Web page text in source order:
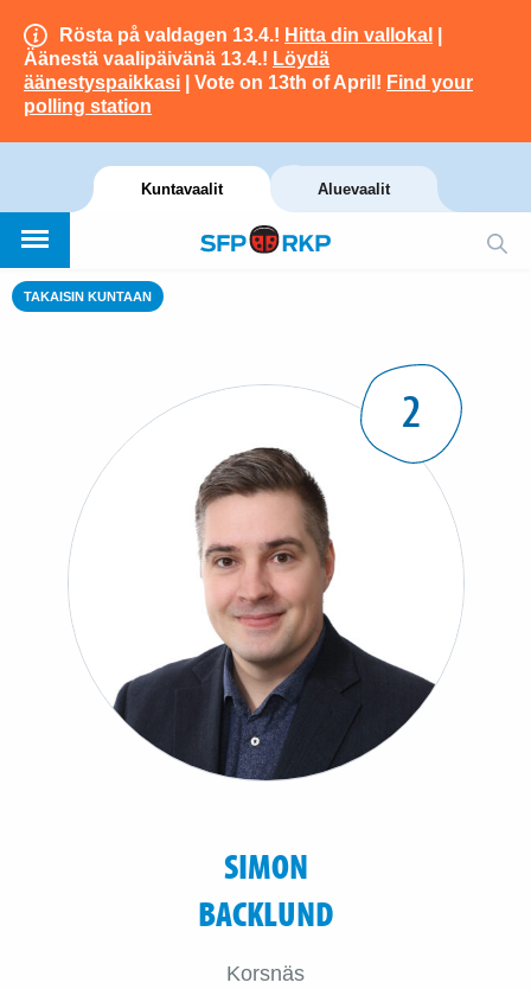
Rösta på valdagen 13.4.! Hitta din vallokal
Äänestä vaalipäivänä 13.4.! Löydä
äänestyspaikkasi | Vote on 13th of April! Find your
polling station
Kuntavaalit Aluevaalit
TAKAISIN KUNTAAN
2
SIMON
BACKLUND
Korsnäs